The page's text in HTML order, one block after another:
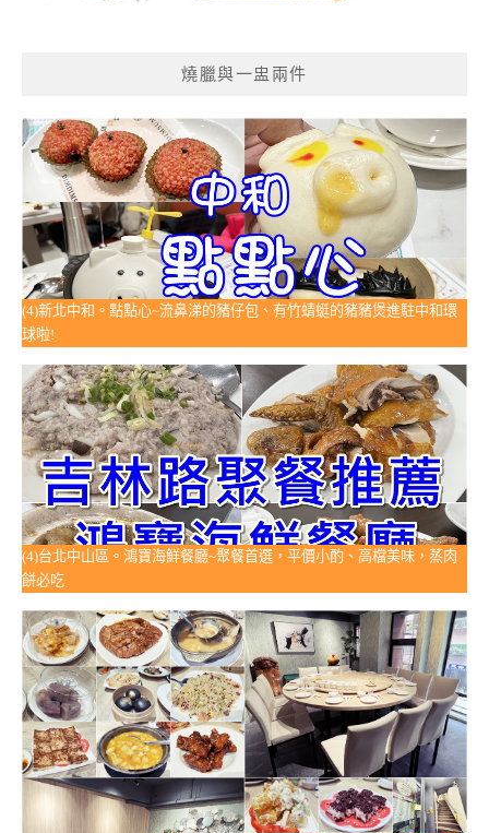
燒臘與一盅兩件
(4)新北中和。點點心~流鼻涕的豬仔包、有竹蜻蜓的豬豬煲進駐中和環
球啦!
(4)台北中山區。鴻寶海鮮餐廳~聚餐首選，平價小酌、高檔美味，蒸肉
餅必吃